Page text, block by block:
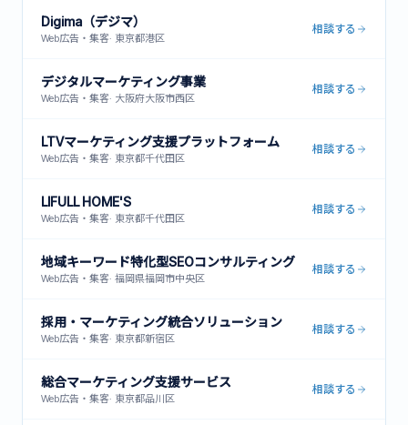
Digima（デジマ）
Web広告・集客· 東京都港区
相談する
デジタルマーケティング事業
Web広告・集客· 大阪府大阪市西区
相談する
LTVマーケティング支援プラットフォーム
Web広告・集客· 東京都千代田区
相談する
LIFULL HOME'S
Web広告・集客· 東京都千代田区
相談する
地域キーワード特化型SEOコンサルティング
Web広告・集客· 福岡県福岡市中央区
相談する
採用・マーケティング統合ソリューション
Web広告・集客· 東京都新宿区
相談する
総合マーケティング支援サービス
Web広告・集客· 東京都品川区
相談する